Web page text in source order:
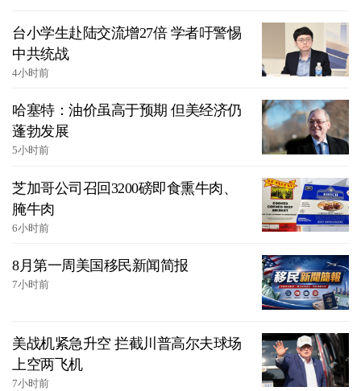
台小学生赴陆交流增27倍 学者吁警惕
中共统战
4小时前
哈塞特：油价虽高于预期 但美经济仍
蓬勃发展
5小时前
芝加哥公司召回3200磅即食熏牛肉、
腌牛肉
6小时前
8月第一周美国移民新闻简报
7小时前
美战机紧急升空 拦截川普高尔夫球场
上空两飞机
7小时前